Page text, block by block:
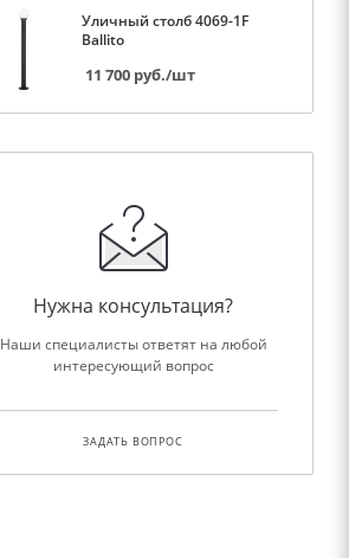
Уличный столб 4069-1F
Ballito
11 700 руб./шт
Нужна консультация?
Наши специалисты ответят на любой
интересующий вопрос
ЗАДАТЬ ВОПРОС